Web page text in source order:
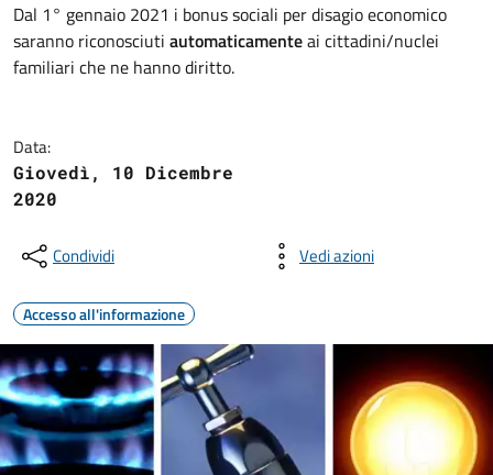
Dal 1° gennaio 2021 i bonus sociali per disagio economico
saranno riconosciuti automaticamenteai cittadini/nuclei
familiari che ne hanno diritto.
Data:
Giovedì, 10 Dicembre
2020
Condividi Vedi azioni
Accesso all'informazione